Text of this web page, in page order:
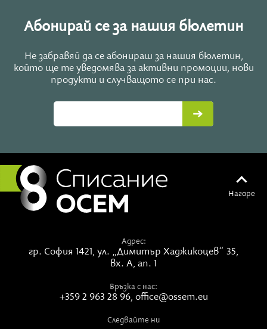
Абонирай се за нашия бюлетин
Не забравяй да се абонираш за нашия бюлетин,
който ще те уведомява за активни промоции, нови
продукти и случващото се при нас.
Нагоре
Адрес:
гр. София 1421, ул. „Димитър Хаджикоцев“ 35,
вх. А, ап. 1
Връзка с нас:
+359 2 963 28 96, office@ossem.eu
Следвайте ни